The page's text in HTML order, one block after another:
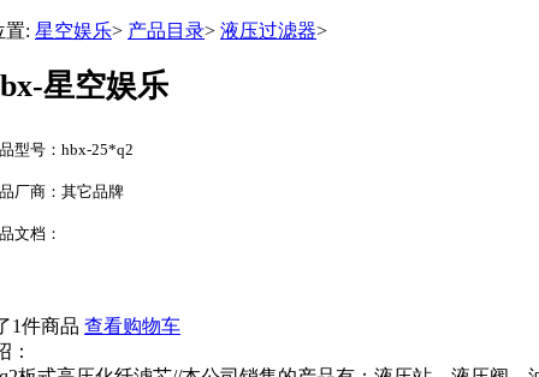
置: 星空娱乐> 产品目录> 液压过滤器>
星空娱乐
型号：hbx-25*q2
厂商：其它品牌
文档：
1件商品 查看购物车
：